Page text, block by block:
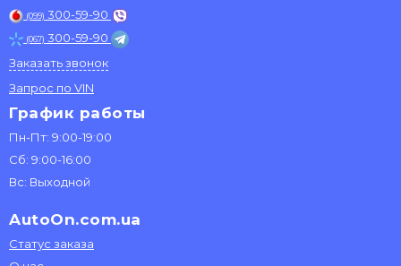
(099) 300-59-90
(067) 300-59-90
Заказать звонок
Запрос по VIN
График работы
Пн-Пт: 9:00-19:00
Сб: 9:00-16:00
Вс: Выходной
AutoOn.com.ua
Статус заказа